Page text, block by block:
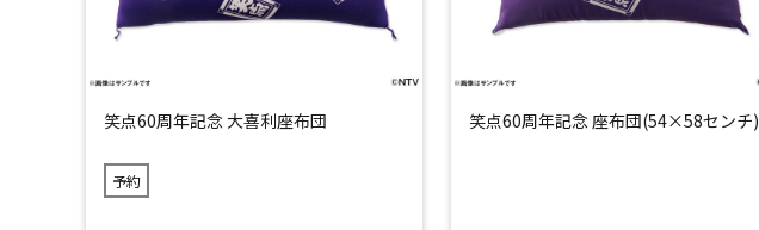
笑点60周年記念 大喜利座布団
予約
笑点60周年記念 座布団(54×58センチ)